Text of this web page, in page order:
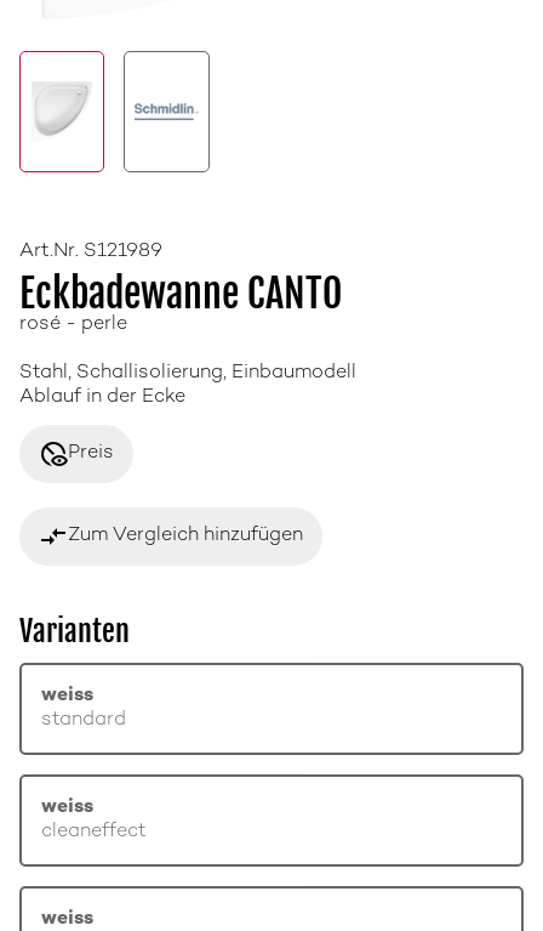
Art.Nr. S121989
Eckbadewanne CANTO
rosé - perle
Stahl, Schallisolierung, Einbaumodell
Ablauf in der Ecke
disabled_visiblePreis
compare_arrowsZum Vergleich hinzufügen
Varianten
weiss
standard
weiss
cleaneffect
weiss